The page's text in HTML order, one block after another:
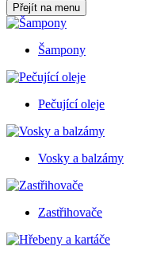
Přejít na menu
Šampony
Pečující oleje
Vosky a balzámy
Zastřihovače